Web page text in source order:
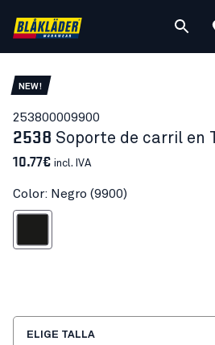
NEW!
253800009900
2538 Soporte de carril en
10.77€ incl. IVA
Color: Negro (9900)
ELIGE TALLA